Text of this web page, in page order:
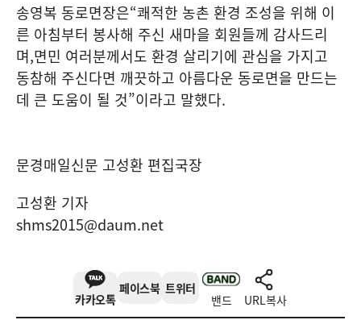
송영복 동로면장은“쾌적한 농촌 환경 조성을 위해 이
른 아침부터 봉사해 주신 새마을 회원들께 감사드리
며,면민 여러분께서도 환경 살리기에 관심을 가지고
동참해 주신다면 깨끗하고 아름다운 동로면을 만드는
데 큰 도움이 될 것”이라고 말했다.
문경매일신문 고성환 편집국장
고성환 기자
shms2015@daum.net
카카오톡
페이스북 트위터
밴드 URL복사